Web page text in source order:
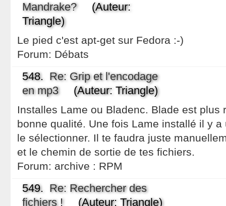
Mandrake?(Auteur:
Triangle)
Le pied c'est apt-get sur Fedora :-)
Forum: Débats
548. Re: Grip et l'encodage
en mp3(Auteur: Triangle)
Installes Lame ou Bladenc. Blade est plus
bonne qualité. Une fois Lame installé il y
le sélectionner. Il te faudra juste
et le chemin de sortie de tes fichiers.
Forum: archive : RPM
549. Re: Rechercher des
fichiers !(Auteur: Triangle)